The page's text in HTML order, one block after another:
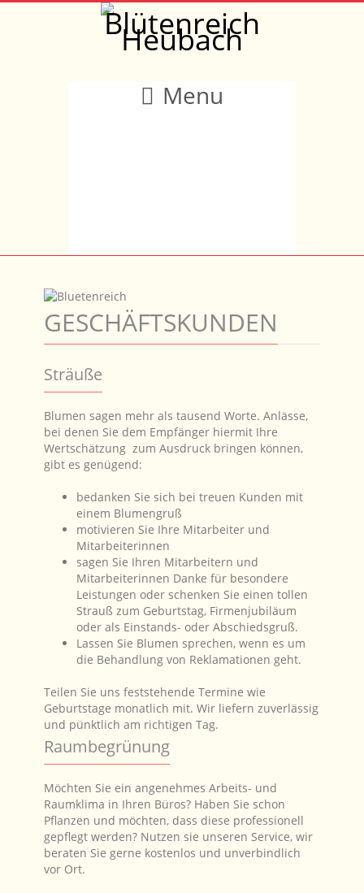
Menu
GESCHÄFTSKUNDEN
Sträuße
Blumen sagen mehr als tausend Worte. Anlässe,
bei denen Sie dem Empfänger hiermit Ihre
Wertschätzung zum Ausdruck bringen können,
gibt es genügend:
bedanken Sie sich bei treuen Kunden mit
einem Blumengruß
motivieren Sie Ihre Mitarbeiter und
Mitarbeiterinnen
sagen Sie Ihren Mitarbeitern und
Mitarbeiterinnen Danke für besondere
Leistungen oder schenken Sie einen tollen
Strauß zum Geburtstag, Firmenjubiläum
oder als Einstands- oder Abschiedsgruß.
Lassen Sie Blumen sprechen, wenn es um
die Behandlung von Reklamationen geht.
Teilen Sie uns feststehende Termine wie
Geburtstage monatlich mit. Wir liefern zuverlässig
und pünktlich am richtigen Tag.
Raumbegrünung
Möchten Sie ein angenehmes Arbeits- und
Raumklima in Ihren Büros? Haben Sie schon
Pflanzen und möchten, dass diese professionell
gepflegt werden? Nutzen sie unseren Service, wir
beraten Sie gerne kostenlos und unverbindlich
vor Ort.